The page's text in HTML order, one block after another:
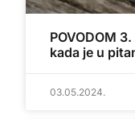
POVODOM
kada je u
03.05.2024.